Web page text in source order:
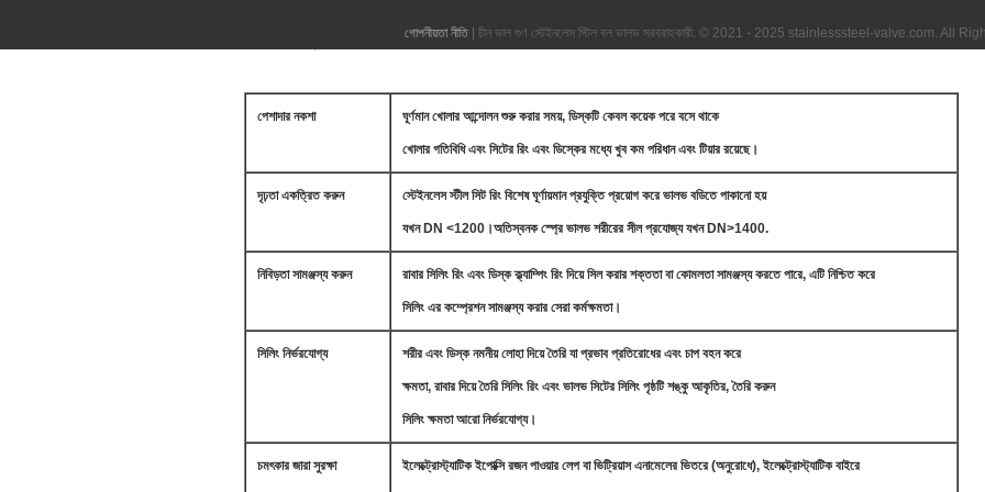
পেশাদার নকশা ঘূর্ণমান খোলার আন্দোলন শুরু করার সময়, ডিস্কটি কেবল কয়েক পরে বসে থাকে
খোলার গতিবিধি এবং সিটের রিং এবং ডিস্কের মধ্যে খুব কম পরিধান এবং টিয়ার রয়েছে।
দৃঢ়তা একত্রিত করুন স্টেইনলেস স্টীল সিট রিং বিশেষ ঘূর্ণায়মান প্রযুক্তি প্রয়োগ করে ভালভ বডিতে পাকানো হয়
যখন DN <1200।অতিস্বনক স্প্রে ভালভ শরীরের সীল প্রযোজ্য যখন DN>1400.
নিবিড়তা সামঞ্জস্য করুন রাবার সিলিং রিং এবং ডিস্ক ক্ল্যাম্পিং রিং দিয়ে সিল করার শক্ততা বা কোমলতা সামঞ্জস্য করতে পারে, এটি নিশ্চিত করে
সিলিং এর কম্প্রেশন সামঞ্জস্য করার সেরা কর্মক্ষমতা।
সিলিং নির্ভরযোগ্য শরীর এবং ডিস্ক নমনীয় লোহা দিয়ে তৈরি যা প্রভাব প্রতিরোধের এবং চাপ বহন করে
ক্ষমতা, রাবার দিয়ে তৈরি সিলিং রিং এবং ভালভ সিটের সিলিং পৃষ্ঠটি শঙ্কু আকৃতির, তৈরি করুন
সিলিং ক্ষমতা আরো নির্ভরযোগ্য।
চমৎকার জারা সুরক্ষা ইলেক্ট্রোস্ট্যাটিক ইপোক্সি রজন পাওয়ার লেপ বা ভিট্রিয়াস এনামেলের ভিতরে (অনুরোধে), ইলেক্ট্রোস্ট্যাটিক বাইরে
গোপনীয়তা নীতি | চীন ভাল গুণ স্টেইনলেস স্টিল বল ভালভ সরবরাহকারী. © 2021 - 2025 stainlesssteel-valve.com. All